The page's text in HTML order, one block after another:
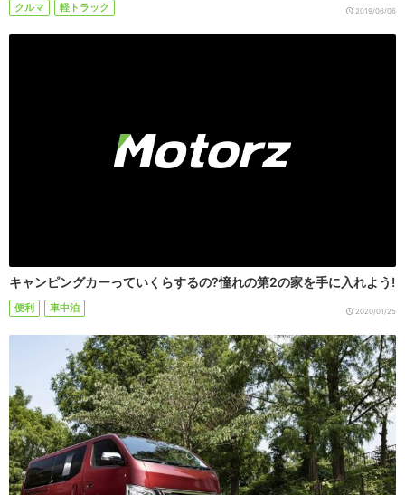
クルマ 軽トラック 2019/06/06
キャンピングカーっていくらするの?憧れの第2の家を手に入れよう!
便利 車中泊 2020/01/25